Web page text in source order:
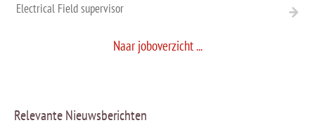
Electrical Field supervisor
Naar joboverzicht ...
Relevante Nieuwsberichten